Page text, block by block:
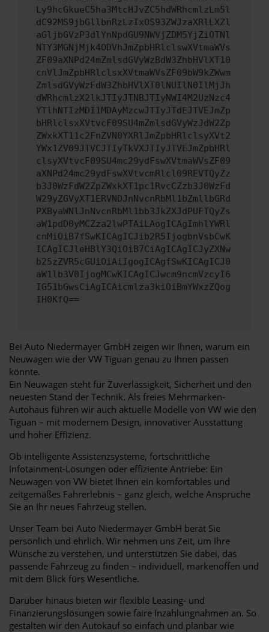
Ly9hcGkueC5ha3MtcHJvZC5hdWRhcmlzLm5l
dC92MS9jbGllbnRzLzIxOS93ZWJzaXRlLXZl
aGljbGVzP3dlYnNpdGU9NWVjZDM5YjZiOTNl
NTY3MGNjMjk4ODVhJmZpbHRlclswXVtmaWVs
ZF09aXNPd24mZmlsdGVyWzBdW3ZhbHVlXT10
cnVlJmZpbHRlclsxXVtmaWVsZF09bW9kZWwm
ZmlsdGVyWzFdW3ZhbHVlXT0lNUIlN0IlMjJh
dWRhcmlzX2lkJTIyJTNBJTIyNWI4M2UzNzc4
YTlhNTIzMDI1MDAyMzcwJTIyJTdEJTVEJmZp
bHRlclsxXVtvcF09SU4mZmlsdGVyWzJdW2Zp
ZWxkXT11c2FnZVN0YXRlJmZpbHRlclsyXVt2
YWx1ZV09JTVCJTIyTkVXJTIyJTVEJmZpbHRl
clsyXVtvcF09SU4mc29ydFswXVtmaWVsZF09
aXNPd24mc29ydFswXVtvcmRlcl09REVTQyZz
b3J0WzFdW2ZpZWxkXT1pc1RvcCZzb3J0WzFd
W29yZGVyXT1ERVNDJnNvcnRbMl1bZmllbGRd
PXByaWNlJnNvcnRbMl1bb3JkZXJdPUFTQyZs
aW1pdD0yMCZza2lwPTAiLAogICAgImhlYWRl
cnMiOiB7fSwKICAgICJib2R5IjogbnVsbCwK
ICAgICJleHBlY3QiOiB7CiAgICAgICJyZXNw
b25zZVR5cGUiOiAiIgogICAgfSwKICAgICJ0
aW1lb3V0IjogMCwKICAgICJwcm9ncmVzcyI6
IG51bGwsCiAgICAicmlza3kiOiBmYWxzZQog
IH0KfQ==
Bei Auto Niedermayer GmbH zeigen wir Ihnen, warum ein
Neuwagen wie der VW Tiguan genau zu Ihnen passen
könnte.
Ein Neuwagen steht für Zuverlässigkeit, Sicherheit und den
neuesten Stand der Technik. Als freies Mehrmarken-
Autohaus führen wir auch aktuelle Modelle von VW wie den
Tiguan – mit modernem Design, innovativer Ausstattung
und hoher Effizienz.
Ob intelligente Assistenzsysteme, fortschrittliche
Infotainment-Lösungen oder effiziente Antriebe: Ein
Neuwagen von VW bietet Ihnen ein komfortables und
zeitgemäßes Fahrerlebnis – ganz gleich, welche Ansprüche
Sie an Ihr neues Fahrzeug stellen.
Unser Team bei Auto Niedermayer GmbH berät Sie
persönlich und ehrlich. Wir nehmen uns Zeit, um Ihre
Wünsche zu verstehen, und unterstützen Sie dabei, das
passende Fahrzeug zu finden – individuell, markenoffen und
mit dem Blick fürs Wesentliche.
Darüber hinaus bieten wir flexible Leasing- und
Finanzierungslösungen sowie faire Inzahlungnahmen an. So
gestalten wir den Autokauf so einfach und planbar wie